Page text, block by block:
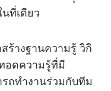
ที่เดียว
ร้างฐานความรู้ วิกิ
อดความรู้ที่มี
ถทำงานร่วมกับทีม